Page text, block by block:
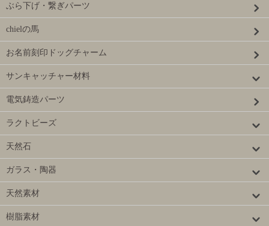
ぶら下げ・繋ぎパーツ
chielの馬
お名前刻印ドッグチャーム
サンキャッチャー材料
電気鋳造パーツ
ラクトビーズ
天然石
ガラス・陶器
天然素材
樹脂素材